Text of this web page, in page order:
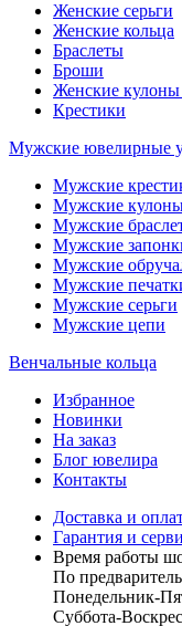
Женские серьги
Женские кольца
Браслеты
Броши
Женские кулоны
Крестики
Мужские ювелирные
Мужские
Мужские
Мужские
Мужские
Мужские
Мужские
Мужские серьги
Мужские цепи
Венчальные кольца
Избранное
Новинки
На заказ
Блог ювелира
Контакты
Доставка и
Гарантия и
Время работы
По
Понедельник-
Суббота-